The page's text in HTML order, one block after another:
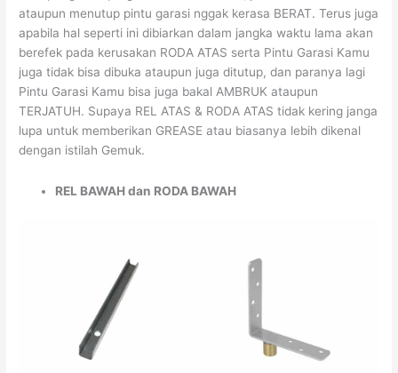
ataupun menutup pintu garasi nggak kerasa BERAT. Terus juga
apabila hal seperti ini dibiarkan dalam jangka waktu lama akan
berefek pada kerusakan RODA ATAS serta Pintu Garasi Kamu
juga tidak bisa dibuka ataupun juga ditutup, dan paranya lagi
Pintu Garasi Kamu bisa juga bakal AMBRUK ataupun
TERJATUH. Supaya REL ATAS & RODA ATAS tidak kering janga
lupa untuk memberikan GREASE atau biasanya lebih dikenal
dengan istilah Gemuk.
REL BAWAH dan RODA BAWAH